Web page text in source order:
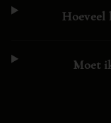
Hoeveel
Moet